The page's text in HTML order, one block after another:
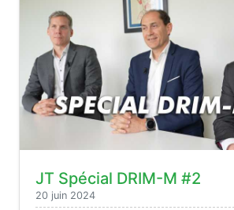
JT Spécial DRIM-M #2
20 juin 2024